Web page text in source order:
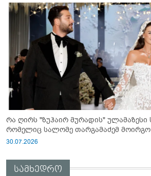
რა ღირს "ზუჰაირ მურადის" ულამაზესი საქორწინო კაბა,
რომელიც სალომე თარგამაძემ მოირგო
30.07.2026
სამხედრო